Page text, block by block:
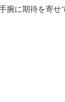
腕に期待を寄せ